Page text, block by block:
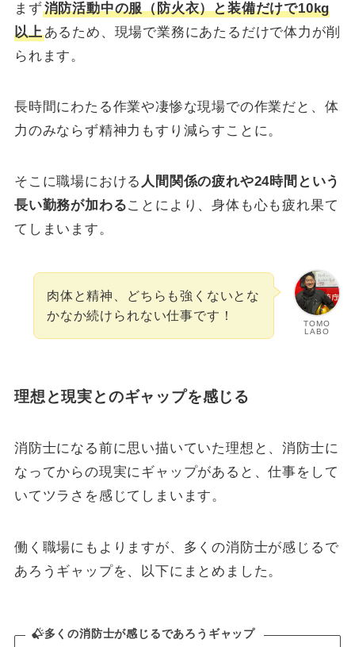
まず消防活動中の服（防火衣）と装備だけで10kg
以上あるため、現場で業務にあたるだけで体力が削
られます。
長時間にわたる作業や凄惨な現場での作業だと、体
力のみならず精神力もすり減らすことに。
そこに職場における 人間関係の疲れや24時間という
長い勤務が加わることにより、身体も心も疲れ果て
てしまいます。
TOMO
LABO
肉体と精神、どちらも強くないとな
かなか続けられない仕事です！
理想と現実とのギャップを感じる
消防士になる前に思い描いていた理想と、消防士に
なってからの現実にギャップがあると、仕事をして
いてツラさを感じてしまいます。
働く職場にもよりますが、多くの消防士が感じるで
あろうギャップを、以下にまとめました。
多くの消防士が感じるであろうギャップ